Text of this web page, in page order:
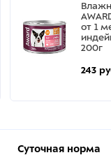
от 1
200г
243
Суточная норма